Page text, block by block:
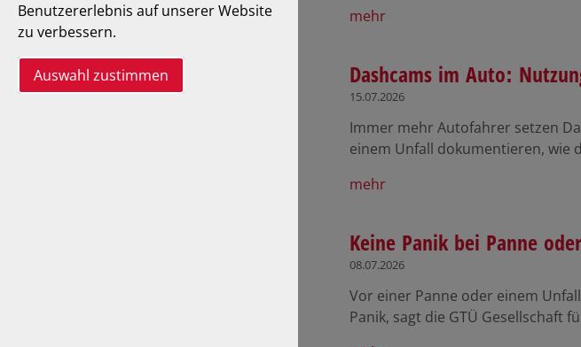
mehr
Dashcams im Auto:
15.07.2026
Immer mehr Autofahrer setzen
einem Unfall dokumentieren, wie
mehr
Keine Panik bei Panne
08.07.2026
Vor einer Panne oder einem
Panik, sagt die GTÜ Gesellschaft
Benutzererlebnis auf unserer Website
zu verbessern.
Auswahl zustimmen